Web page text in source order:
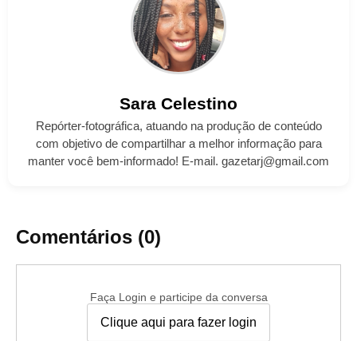
Sara Celestino
Repórter-fotográfica, atuando na produção de conteúdo
com objetivo de compartilhar a melhor informação para
manter você bem-informado! E-mail. gazetarj@gmail.com
Comentários (0)
Faça Login e participe da conversa
Clique aqui para fazer login